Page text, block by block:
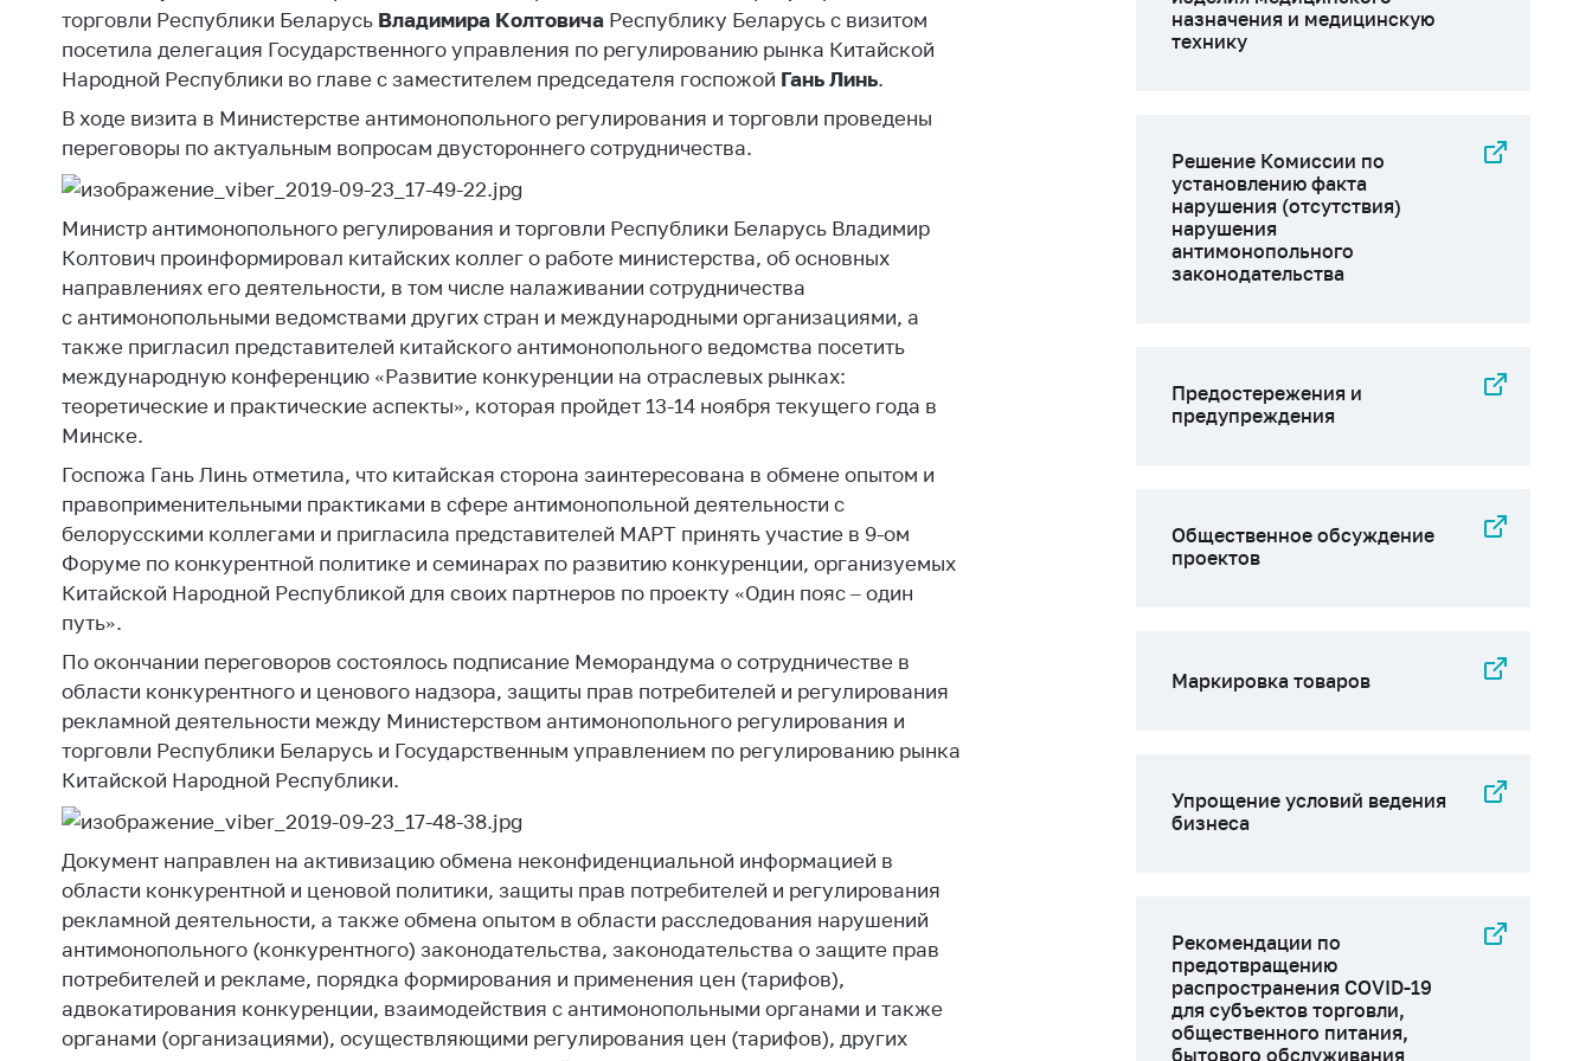
Награждения
Белорусская
универсальная
Общественная
работа
Официальные
геральдические
символы
5 лет МАРТ
Деятельность
Ценовая политика
Антимонопольное
регулирование и
конкуренция
Торговля и услуги
Регулирование и
контроль закупок
Защита прав
потребителей
Регулирование
рекламной
Международное
сотрудничество
Применение мер
нетарифного
регулирования
Контакты
Адрес и режим
работы
Приемная
Министра
Горячая линия
Пресс-служба
Вышестоящий
государственный
орган
Важное на сайте
Ценообразование
на лекарственные
средства, изделия
медицинского
назначения и
технику
Решение Комиссии
по установлению
факта нарушения
антимонопольного
законодательства
Предостережения
и предупреждения
Общественное
обсуждение
проектов
торговли Республики Беларусь Владимира Колтовича Республику Беларусь с визитом
посетила делегация Государственного управления по регулированию рынка Китайской
Народной Республики во главе с заместителем председателя госпожой Гань Линь.
В ходе визита в Министерстве антимонопольного регулирования и торговли проведены
переговоры по актуальным вопросам двустороннего сотрудничества.
Министр антимонопольного регулирования и торговли Республики Беларусь Владимир
Колтович проинформировал китайских коллег о работе министерства, об основных
направлениях его деятельности, в том числе налаживании сотрудничества
с антимонопольными ведомствами других стран и международными организациями, а
также пригласил представителей китайского антимонопольного ведомства посетить
международную конференцию «Развитие конкуренции на отраслевых рынках:
теоретические и практические аспекты», которая пройдет 13-14 ноября текущего года в
Минске.
Госпожа Гань Линь отметила, что китайская сторона заинтересована в обмене опытом и
правоприменительными практиками в сфере антимонопольной деятельности с
белорусскими коллегами и пригласила представителей МАРТ принять участие в 9-ом
Форуме по конкурентной политике и семинарах по развитию конкуренции, организуемых
Китайской Народной Республикой для своих партнеров по проекту «Один пояс – один
путь».
По окончании переговоров состоялось подписание Меморандума о сотрудничестве в
области конкурентного и ценового надзора, защиты прав потребителей и регулирования
рекламной деятельности между Министерством антимонопольного регулирования и
торговли Республики Беларусь и Государственным управлением по регулированию рынка
Китайской Народной Республики.
Документ направлен на активизацию обмена неконфиденциальной информацией в
области конкурентной и ценовой политики, защиты прав потребителей и регулирования
рекламной деятельности, а также обмена опытом в области расследования нарушений
антимонопольного (конкурентного) законодательства, законодательства о защите прав
потребителей и рекламе, порядка формирования и применения цен (тарифов),
адвокатирования конкуренции, взаимодействия с антимонопольными органами и также
органами (организациями), осуществляющими регулирования цен (тарифов), других
назначения и медицинскую
технику
Решение Комиссии по
установлению факта
нарушения (отсутствия)
нарушения
антимонопольного
законодательства
Предостережения и
предупреждения
Общественное обсуждение
проектов
Маркировка товаров
Упрощение условий ведения
бизнеса
Рекомендации по
предотвращению
распространения COVID-19
для субъектов торговли,
общественного питания,
бытового обслуживания